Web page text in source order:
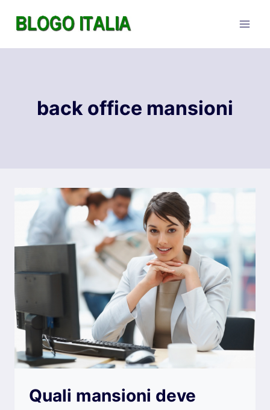
back office mansioni
Quali mansioni deve